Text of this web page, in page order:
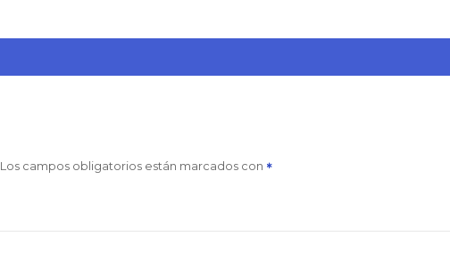
Los campos obligatorios están marcados con